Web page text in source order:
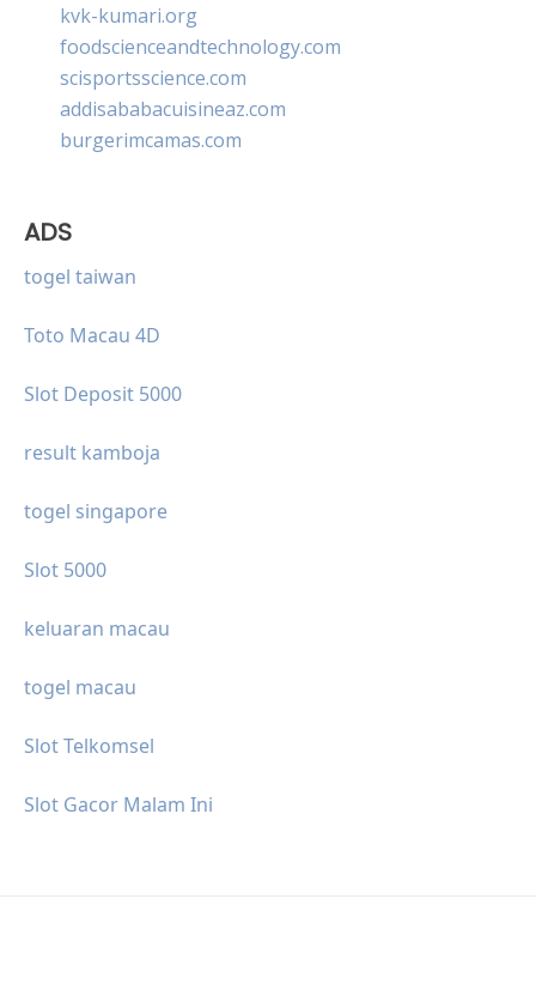
kvk-kumari.org
foodscienceandtechnology.com
scisportsscience.com
addisababacuisineaz.com
burgerimcamas.com
ADS
togel taiwan
Toto Macau 4D
Slot Deposit 5000
result kamboja
togel singapore
Slot 5000
keluaran macau
togel macau
Slot Telkomsel
Slot Gacor Malam Ini